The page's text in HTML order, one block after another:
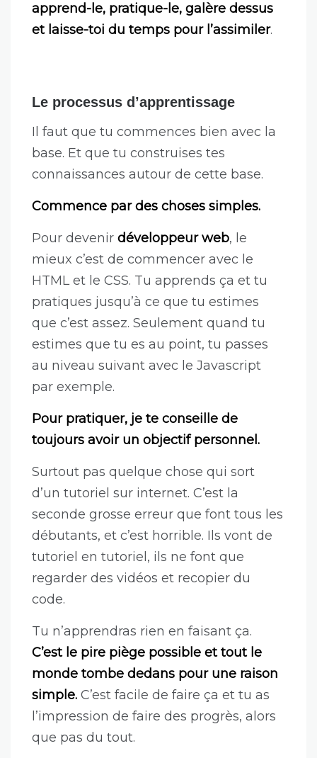
apprend-le, pratique-le, galère dessus
et laisse-toi du temps pour l’assimiler.
Le processus d’apprentissage
Il faut que tu commences bien avec la
base. Et que tu construises tes
connaissances autour de cette base.
Commence par des choses simples.
Pour devenir développeur web, le
mieux c’est de commencer avec le
HTML et le CSS. Tu apprends ça et tu
pratiques jusqu’à ce que tu estimes
que c’est assez. Seulement quand tu
estimes que tu es au point, tu passes
au niveau suivant avec le Javascript
par exemple.
Pour pratiquer, je te conseille de
toujours avoir un objectif personnel.
Surtout pas quelque chose qui sort
d’un tutoriel sur internet. C’est la
seconde grosse erreur que font tous les
débutants, et c’est horrible. Ils vont de
tutoriel en tutoriel, ils ne font que
regarder des vidéos et recopier du
code.
Tu n’apprendras rien en faisant ça.
C’est le pire piège possible et tout le
monde tombe dedans pour une raison
simple. C’est facile de faire ça et tu as
l’impression de faire des progrès, alors
que pas du tout.